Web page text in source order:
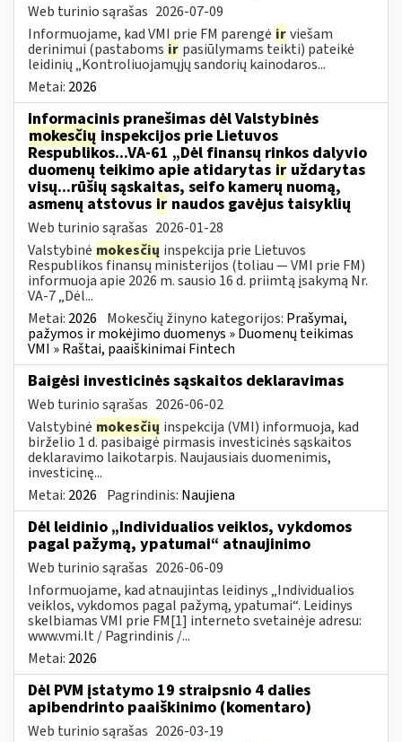
Web turinio sąrašas 2026-07-09
Informuojame, kad VMI prie FM parengė irviešam
derinimui (pastaboms ir pasiūlymams teikti) pateikė
leidinių „Kontroliuojamųjų sandorių kainodaros...
Metai: 2026
Informacinis pranešimas dėl Valstybinės
mokesčių inspekcijos prie Lietuvos
Respublikos...VA-61 „Dėl finansų rinkos dalyvio
duomenų teikimo apie atidarytas ir uždarytas
visų...rūšių sąskaitas, seifo kamerų nuomą,
asmenų atstovus ir naudos gavėjus taisyklių
Web turinio sąrašas 2026-01-28
Valstybinė mokesčių inspekcija prie Lietuvos
Respublikos finansų ministerijos (toliau — VMI prie FM)
informuoja apie 2026 m. sausio 16 d. priimtą įsakymą Nr.
VA-7 „Dėl...
Metai: 2026 Mokesčių žinyno kategorijos: Prašymai,
pažymos ir mokėjimo duomenys » Duomenų teikimas
VMI » Raštai, paaiškinimai Fintech
Baigėsi investicinės sąskaitos deklaravimas
Web turinio sąrašas 2026-06-02
Valstybinė mokesčių inspekcija (VMI) informuoja, kad
birželio 1 d. pasibaigė pirmasis investicinės sąskaitos
deklaravimo laikotarpis. Naujausiais duomenimis,
investicinę...
Metai: 2026 Pagrindinis: Naujiena
Dėl leidinio „Individualios veiklos, vykdomos
pagal pažymą, ypatumai“ atnaujinimo
Web turinio sąrašas 2026-06-09
Informuojame, kad atnaujintas leidinys „Individualios
veiklos, vykdomos pagal pažymą, ypatumai“. Leidinys
skelbiamas VMI prie FM[1] interneto svetainėje adresu:
www.vmi.lt / Pagrindinis /...
Metai: 2026
Dėl PVM įstatymo 19 straipsnio 4 dalies
apibendrinto paaiškinimo (komentaro)
Web turinio sąrašas 2026-03-19